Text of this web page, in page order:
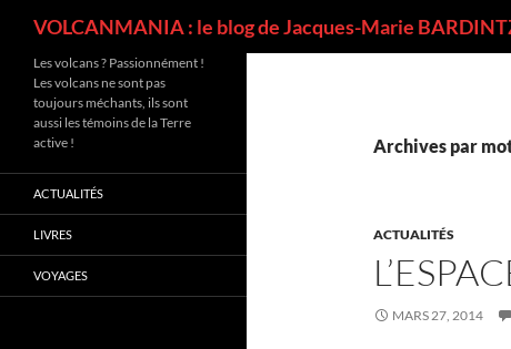
VOLCANMANIA : le blog de Jacques-Marie
Archives par
ACTUALITÉS
MARS 27, 2014
Les volcans ? Passionnément !
Les volcans ne sont pas
toujours méchants, ils sont
aussi les témoins de la Terre
active !
ACTUALITÉS
LIVRES
VOYAGES